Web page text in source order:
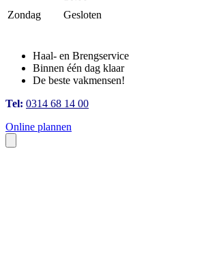
Zondag
Gesloten
Haal- en Brengservice
Binnen één dag klaar
De beste vakmensen!
Tel: 0314 68 14 00
Online plannen